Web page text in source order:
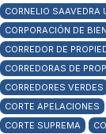
CORNELIO SAAVEDRA
CORPORACIÓN DE
CORREDOR DE
CORREDORAS DE
CORREDORES VERDES
CORTE APELACIONES
CORTE SUPREMA